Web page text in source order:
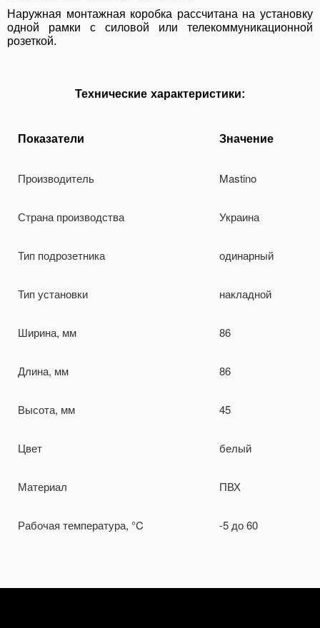
Наружная монтажная коробка рассчитана на установку
одной рамки с силовой или телекоммуникационной
розеткой.
Технические характеристики:
Показатели Значение
Производитель Mastino
Страна производства Украина
Тип подрозетника одинарный
Тип установки накладной
Ширина, мм 86
Длина, мм 86
Высота, мм 45
Цвет белый
Материал ПВХ
Рабочая температура, °C -5 до 60